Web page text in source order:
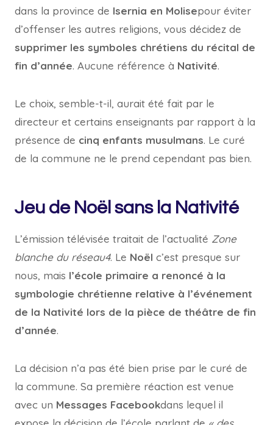
dans la province de Isernia en Molisepour éviter
d’offenser les autres religions, vous décidez de
supprimer les symboles chrétiens du récital de
fin d’année. Aucune référence à Nativité.
Le choix, semble-t-il, aurait été fait par le
directeur et certains enseignants par rapport à la
présence de cinq enfants musulmans. Le curé
de la commune ne le prend cependant pas bien.
Jeu de Noël sans la Nativité
L’émission télévisée traitait de l’actualité Zone
blanche du réseau4. Le Noël c’est presque sur
nous, mais l’école primaire a renoncé à la
symbologie chrétienne relative à l’événement
de la Nativité lors de la pièce de théâtre de fin
d’année.
La décision n’a pas été bien prise par le curé de
la commune. Sa première réaction est venue
avec un Messages Facebookdans lequel il